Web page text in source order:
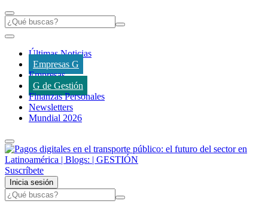
Últimas Noticias
Empresas G
Empresas
G de Gestión
Finanzas Personales
Newsletters
Mundial 2026
Suscríbete
Inicia sesión